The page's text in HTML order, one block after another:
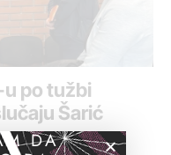
u po tužbi
Šarić
DA